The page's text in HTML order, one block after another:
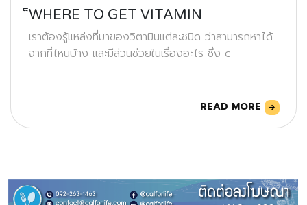
็WHERE TO GET VITAMIN
เราต้องรู้แหล่งที่มาของวิตามินแต่ละชนิด ว่าสามารถหาได้
จากที่ไหนบ้าง และมีส่วนช่วยในเรื่องอะไร ซึ่ง c
READ MORE